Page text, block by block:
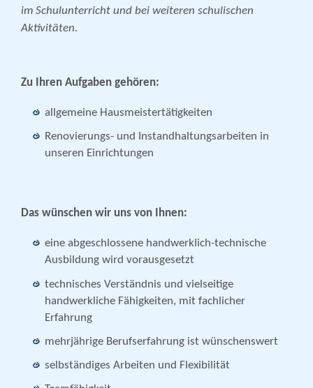
im Schulunterricht und bei weiteren schulischen
Aktivitäten.
Zu Ihren Aufgaben gehören:
allgemeine Hausmeistertätigkeiten
Renovierungs- und Instandhaltungsarbeiten in
unseren Einrichtungen
Das wünschen wir uns von Ihnen:
eine abgeschlossene handwerklich-technische
Ausbildung wird vorausgesetzt
technisches Verständnis und vielseitige
handwerkliche Fähigkeiten, mit fachlicher
Erfahrung
mehrjährige Berufserfahrung ist wünschenswert
selbständiges Arbeiten und Flexibilität